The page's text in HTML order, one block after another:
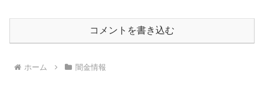
コメントを書き込む
ホーム 闇金情報